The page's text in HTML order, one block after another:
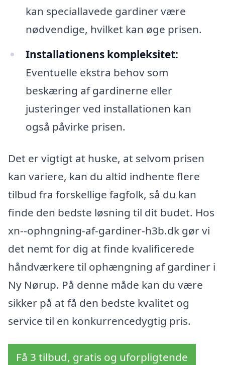
kan speciallavede gardiner være
nødvendige, hvilket kan øge prisen.
Installationens kompleksitet:
Eventuelle ekstra behov som
beskæring af gardinerne eller
justeringer ved installationen kan
også påvirke prisen.
Det er vigtigt at huske, at selvom prisen
kan variere, kan du altid indhente flere
tilbud fra forskellige fagfolk, så du kan
finde den bedste løsning til dit budet. Hos
xn--ophngning-af-gardiner-h3b.dk gør vi
det nemt for dig at finde kvalificerede
håndværkere til ophængning af gardiner i
Ny Nørup. På denne måde kan du være
sikker på at få den bedste kvalitet og
service til en konkurrencedygtig pris.
Få 3 tilbud, gratis og uforpligtende